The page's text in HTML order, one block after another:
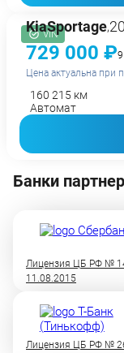
VIN
KiaSportage,
729 000 ₽
Цена актуальна при
160 215 км
Автомат
Банки
Лицензия ЦБ РФ №
11.08.2015
Лицензия ЦБ РФ №